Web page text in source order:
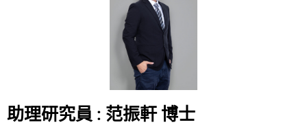
助理研究員 : 范振軒 博士